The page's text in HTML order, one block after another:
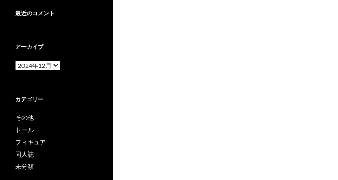
最近のコメント
アーカイブ
ア
ブ
カテゴリー
その他
ドール
フィギュア
同人誌
未分類